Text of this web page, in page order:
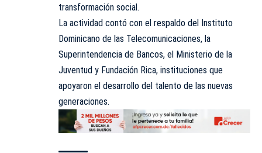
transformación social.
La actividad contó con el respaldo del Instituto
Dominicano de las Telecomunicaciones, la
Superintendencia de Bancos, el Ministerio de la
Juventud y Fundación Rica, instituciones que
apoyaron el desarrollo del talento de las nuevas
generaciones.